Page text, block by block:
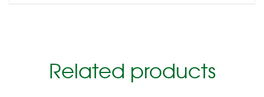
Related products